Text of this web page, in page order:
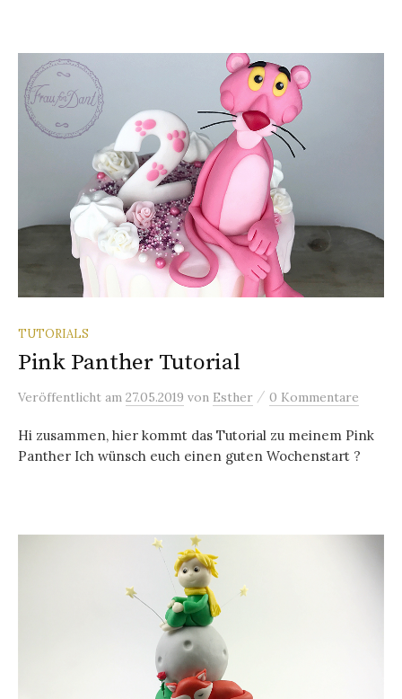
TUTORIALS
Pink Panther Tutorial
Veröffentlicht am 27.05.2019 von Esther / 0 Kommentare
Hi zusammen, hier kommt das Tutorial zu meinem Pink
Panther Ich wünsch euch einen guten Wochenstart ?